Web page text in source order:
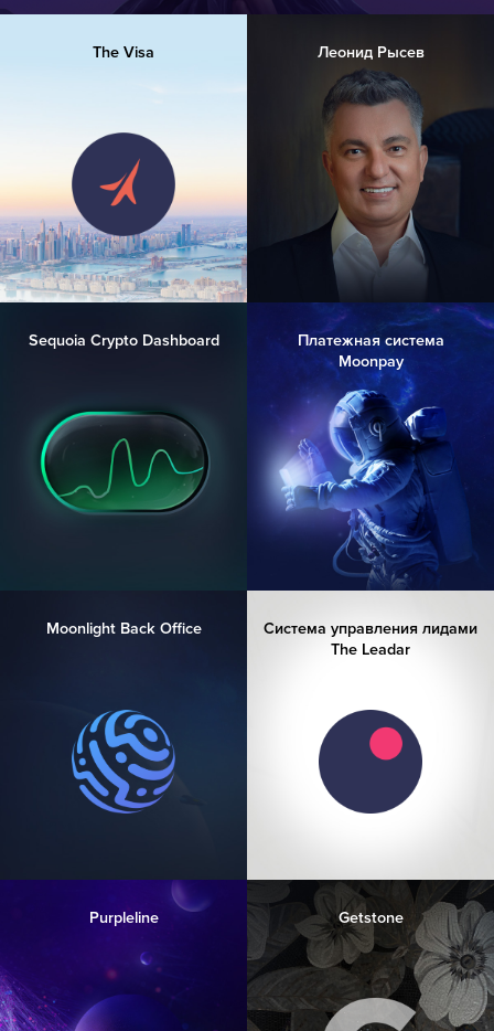
The Visa Леонид Рысев
Sequoia Crypto Dashboard
Платежная система
Moonpay
Moonlight Back Office
Система управления лидами
The Leadar
Purpleline Getstone